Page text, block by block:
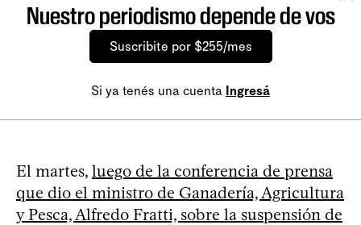
Nuestro periodismo depende de vos
Suscribite por $255/mes
Si ya tenés una cuenta Ingresá
El martes, luego de la conferencia de prensa
que dio el ministro de Ganadería, Agricultura
y Pesca, Alfredo Fratti, sobre la suspensión de